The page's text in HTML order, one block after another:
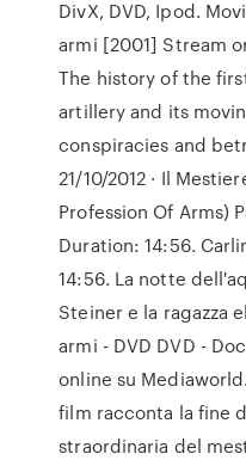
DivX, DVD, Ipod.
armi [2001] Stream
The history of the
artillery and its
conspiracies and
21/10/2012 · Il
Profession Of Arms)
Duration: 14:56.
14:56. La notte
Steiner e la ragazza
armi - DVD DVD -
online su
film racconta la fine
straordinaria del